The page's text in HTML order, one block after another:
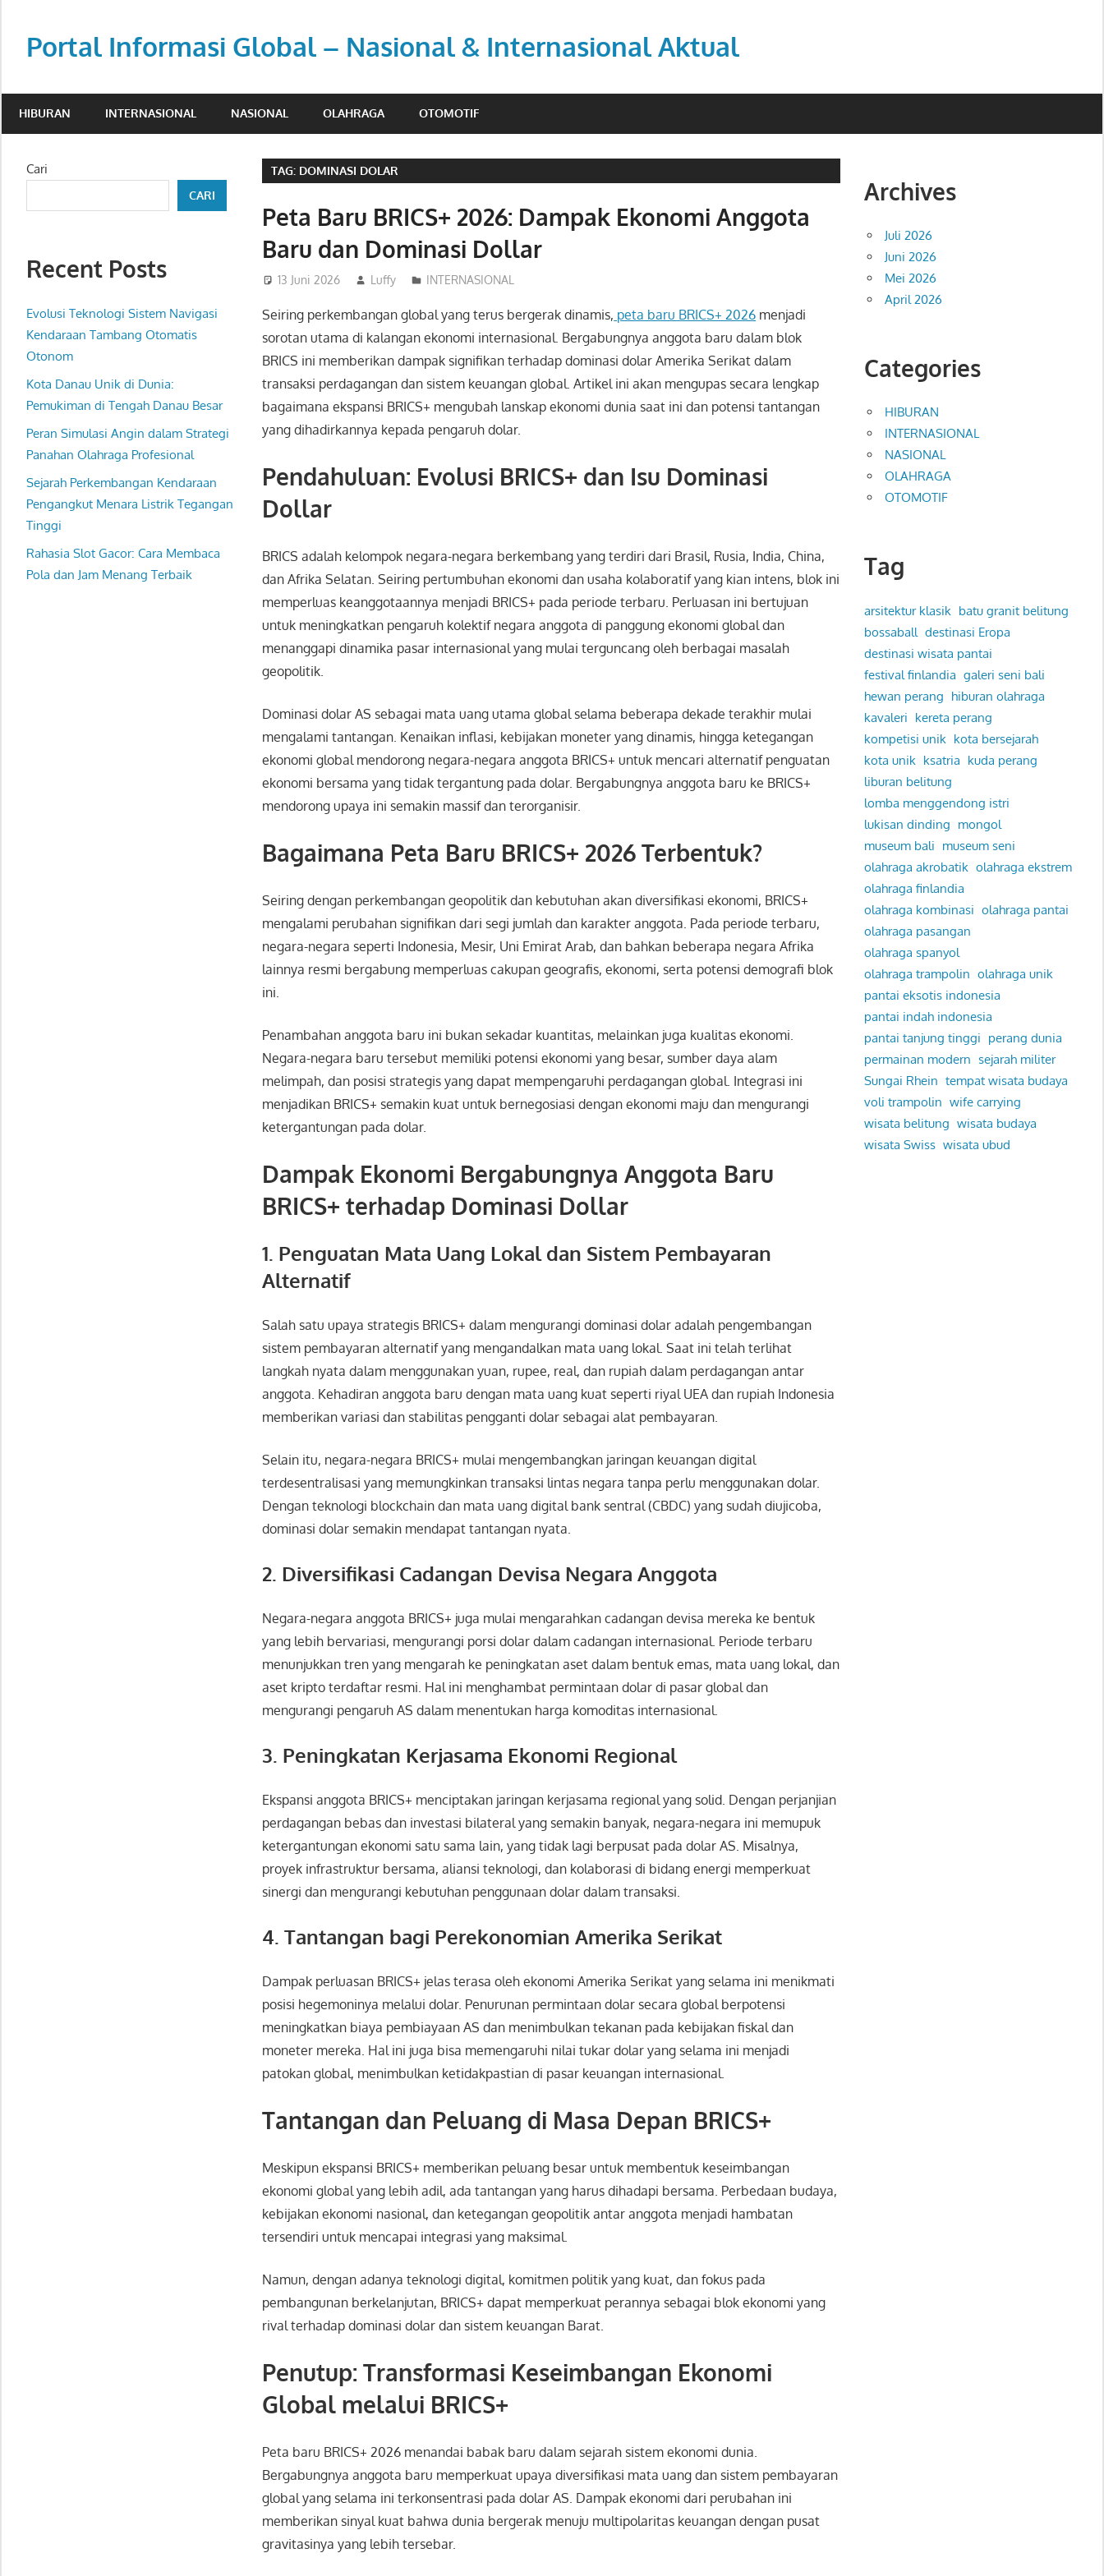
contentPortal Informasi Global – Nasional & Internasional Aktual
kredibel
pembaca
aktif.
HIBURAN INTERNASIONAL NASIONAL OLAHRAGA OTOMOTIF
TAG: DOMINASI DOLAR
Peta Baru BRICS+ 2026: Dampak Ekonomi Anggota
Baru dan Dominasi Dollar
13 Juni 2026 Luffy INTERNASIONAL
Seiring perkembangan global yang terus bergerak dinamis, peta baru BRICS+ 2026 menjadi
sorotan utama di kalangan ekonomi internasional. Bergabungnya anggota baru dalam blok
BRICS ini memberikan dampak signifikan terhadap dominasi dolar Amerika Serikat dalam
transaksi perdagangan dan sistem keuangan global. Artikel ini akan mengupas secara lengkap
bagaimana ekspansi BRICS+ mengubah lanskap ekonomi dunia saat ini dan potensi tantangan
yang dihadirkannya kepada pengaruh dolar.
Pendahuluan: Evolusi BRICS+ dan Isu Dominasi
Dollar
BRICS adalah kelompok negara-negara berkembang yang terdiri dari Brasil, Rusia, India, China,
dan Afrika Selatan. Seiring pertumbuhan ekonomi dan usaha kolaboratif yang kian intens, blok ini
memperluas keanggotaannya menjadi BRICS+ pada periode terbaru. Perluasan ini bertujuan
untuk meningkatkan pengaruh kolektif negara anggota di panggung ekonomi global dan
menanggapi dinamika pasar internasional yang mulai terguncang oleh berbagai masalah
geopolitik.
Dominasi dolar AS sebagai mata uang utama global selama beberapa dekade terakhir mulai
mengalami tantangan. Kenaikan inflasi, kebijakan moneter yang dinamis, hingga ketegangan
ekonomi global mendorong negara-negara anggota BRICS+ untuk mencari alternatif penguatan
ekonomi bersama yang tidak tergantung pada dolar. Bergabungnya anggota baru ke BRICS+
mendorong upaya ini semakin massif dan terorganisir.
Bagaimana Peta Baru BRICS+ 2026 Terbentuk?
Seiring dengan perkembangan geopolitik dan kebutuhan akan diversifikasi ekonomi, BRICS+
mengalami perubahan signifikan dari segi jumlah dan karakter anggota. Pada periode terbaru,
negara-negara seperti Indonesia, Mesir, Uni Emirat Arab, dan bahkan beberapa negara Afrika
lainnya resmi bergabung memperluas cakupan geografis, ekonomi, serta potensi demografi blok
ini.
Penambahan anggota baru ini bukan sekadar kuantitas, melainkan juga kualitas ekonomi.
Negara-negara baru tersebut memiliki potensi ekonomi yang besar, sumber daya alam
melimpah, dan posisi strategis yang dapat mempengaruhi perdagangan global. Integrasi ini
menjadikan BRICS+ semakin kuat untuk bernegosiasi dengan ekonomi maju dan mengurangi
ketergantungan pada dolar.
Dampak Ekonomi Bergabungnya Anggota Baru
BRICS+ terhadap Dominasi Dollar
1. Penguatan Mata Uang Lokal dan Sistem Pembayaran
Alternatif
Salah satu upaya strategis BRICS+ dalam mengurangi dominasi dolar adalah pengembangan
sistem pembayaran alternatif yang mengandalkan mata uang lokal. Saat ini telah terlihat
langkah nyata dalam menggunakan yuan, rupee, real, dan rupiah dalam perdagangan antar
anggota. Kehadiran anggota baru dengan mata uang kuat seperti riyal UEA dan rupiah Indonesia
memberikan variasi dan stabilitas pengganti dolar sebagai alat pembayaran.
Selain itu, negara-negara BRICS+ mulai mengembangkan jaringan keuangan digital
terdesentralisasi yang memungkinkan transaksi lintas negara tanpa perlu menggunakan dolar.
Dengan teknologi blockchain dan mata uang digital bank sentral (CBDC) yang sudah diujicoba,
dominasi dolar semakin mendapat tantangan nyata.
2. Diversifikasi Cadangan Devisa Negara Anggota
Negara-negara anggota BRICS+ juga mulai mengarahkan cadangan devisa mereka ke bentuk
yang lebih bervariasi, mengurangi porsi dolar dalam cadangan internasional. Periode terbaru
menunjukkan tren yang mengarah ke peningkatan aset dalam bentuk emas, mata uang lokal, dan
aset kripto terdaftar resmi. Hal ini menghambat permintaan dolar di pasar global dan
mengurangi pengaruh AS dalam menentukan harga komoditas internasional.
3. Peningkatan Kerjasama Ekonomi Regional
Ekspansi anggota BRICS+ menciptakan jaringan kerjasama regional yang solid. Dengan perjanjian
perdagangan bebas dan investasi bilateral yang semakin banyak, negara-negara ini memupuk
ketergantungan ekonomi satu sama lain, yang tidak lagi berpusat pada dolar AS. Misalnya,
proyek infrastruktur bersama, aliansi teknologi, dan kolaborasi di bidang energi memperkuat
sinergi dan mengurangi kebutuhan penggunaan dolar dalam transaksi.
4. Tantangan bagi Perekonomian Amerika Serikat
Dampak perluasan BRICS+ jelas terasa oleh ekonomi Amerika Serikat yang selama ini menikmati
posisi hegemoninya melalui dolar. Penurunan permintaan dolar secara global berpotensi
meningkatkan biaya pembiayaan AS dan menimbulkan tekanan pada kebijakan fiskal dan
moneter mereka. Hal ini juga bisa memengaruhi nilai tukar dolar yang selama ini menjadi
patokan global, menimbulkan ketidakpastian di pasar keuangan internasional.
Tantangan dan Peluang di Masa Depan BRICS+
Meskipun ekspansi BRICS+ memberikan peluang besar untuk membentuk keseimbangan
ekonomi global yang lebih adil, ada tantangan yang harus dihadapi bersama. Perbedaan budaya,
kebijakan ekonomi nasional, dan ketegangan geopolitik antar anggota menjadi hambatan
tersendiri untuk mencapai integrasi yang maksimal.
Namun, dengan adanya teknologi digital, komitmen politik yang kuat, dan fokus pada
pembangunan berkelanjutan, BRICS+ dapat memperkuat perannya sebagai blok ekonomi yang
rival terhadap dominasi dolar dan sistem keuangan Barat.
Penutup: Transformasi Keseimbangan Ekonomi
Global melalui BRICS+
Peta baru BRICS+ 2026 menandai babak baru dalam sejarah sistem ekonomi dunia.
Bergabungnya anggota baru memperkuat upaya diversifikasi mata uang dan sistem pembayaran
global yang selama ini terkonsentrasi pada dolar AS. Dampak ekonomi dari perubahan ini
memberikan sinyal kuat bahwa dunia bergerak menuju multipolaritas keuangan dengan pusat
gravitasinya yang lebih tersebar.
Cari
CARI
Recent Posts
Evolusi Teknologi Sistem Navigasi
Kendaraan Tambang Otomatis
Otonom
Kota Danau Unik di Dunia:
Pemukiman di Tengah Danau Besar
Peran Simulasi Angin dalam Strategi
Panahan Olahraga Profesional
Sejarah Perkembangan Kendaraan
Pengangkut Menara Listrik Tegangan
Tinggi
Rahasia Slot Gacor: Cara Membaca
Pola dan Jam Menang Terbaik
Archives
Juli 2026
Juni 2026
Mei 2026
April 2026
Categories
HIBURAN
INTERNASIONAL
NASIONAL
OLAHRAGA
OTOMOTIF
Tag
arsitektur klasik batu granit belitung
bossaball destinasi Eropa
destinasi wisata pantai
festival finlandia galeri seni bali
hewan perang hiburan olahraga
kavaleri kereta perang
kompetisi unik kota bersejarah
kota unik ksatria kuda perang
liburan belitung
lomba menggendong istri
lukisan dinding mongol
museum bali museum seni
olahraga akrobatik olahraga ekstrem
olahraga finlandia
olahraga kombinasi olahraga pantai
olahraga pasangan
olahraga spanyol
olahraga trampolin olahraga unik
pantai eksotis indonesia
pantai indah indonesia
pantai tanjung tinggi perang dunia
permainan modern sejarah militer
Sungai Rhein tempat wisata budaya
voli trampolin wife carrying
wisata belitung wisata budaya
wisata Swiss wisata ubud